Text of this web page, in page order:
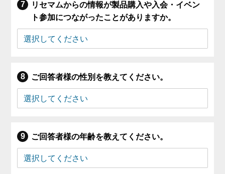
リセマムからの情報が製品購入や入会・イベン
ト参加につながったことがありますか。
ご回答者様の性別を教えてください。
ご回答者様の年齢を教えてください。